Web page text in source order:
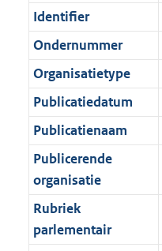
n
f
o
r
m
a
a
t
0
K
b
Identifier
Ondernummer
Organisatietype
Publicatiedatum
Publicatienaam
Publicerende
organisatie
Rubriek
parlementair